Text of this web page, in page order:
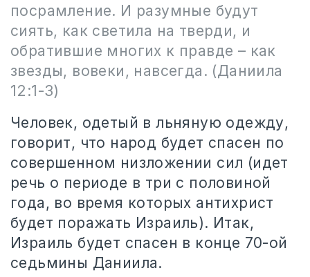
посрамление. И разумные будут
сиять, как светила на тверди, и
обратившие многих к правде – как
звезды, вовеки, навсегда. (Даниила
12:1-3)
Человек, одетый в льняную одежду,
говорит, что народ будет спасен по
совершенном низложении сил (идет
речь о периоде в три с половиной
года, во время которых антихрист
будет поражать Израиль). Итак,
Израиль будет спасен в конце 70-ой
седьмины Даниила.